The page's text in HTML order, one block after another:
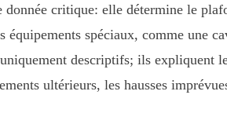
donnée critique: elle détermine le
spéciaux, comme une
descriptifs; ils expliquent
ultérieurs, les hausses